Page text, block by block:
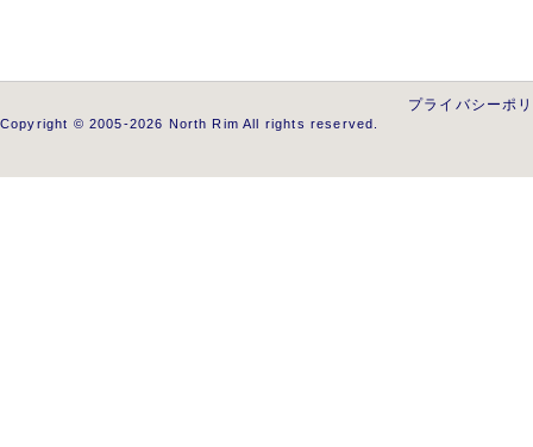
プライバシーポ
Copyright © 2005-2026 North Rim All rights reserved.